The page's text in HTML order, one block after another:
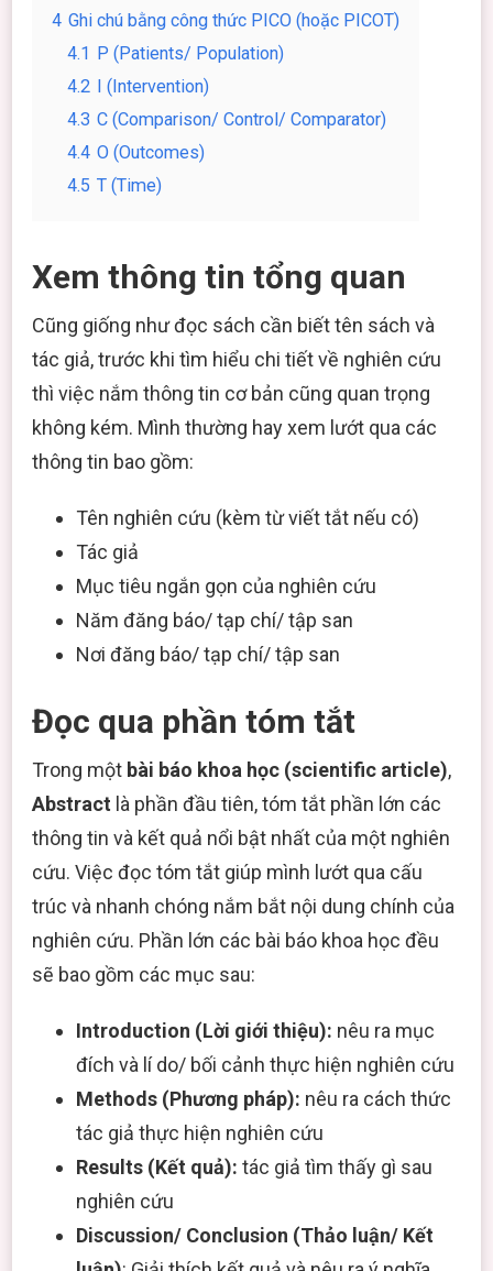
4 Ghi chú bằng công thức PICO (hoặc PICOT)
4.1
P (Patients/ Population)
4.2
I (Intervention)
4.3 C (Comparison/ Control/ Comparator)
4.4 O (Outcomes)
4.5 T (Time)
Xem thông tin tổng quan
Cũng giống như đọc sách cần biết tên sách và
tác giả, trước khi tìm hiểu chi tiết về nghiên cứu
thì việc nắm thông tin cơ bản cũng quan trọng
không kém. Mình thường hay xem lướt qua các
thông tin bao gồm:
Tên nghiên cứu (kèm từ viết tắt nếu có)
Tác giả
Mục tiêu ngắn gọn của nghiên cứu
Năm đăng báo/ tạp chí/ tập san
Nơi đăng báo/ tạp chí/ tập san
Đọc qua phần tóm tắt
Trong một bài báo khoa học (scientific article)
Abstract là phần đầu tiên, tóm tắt phần lớn các
thông tin và kết quả nổi bật nhất của một nghiên
cứu. Việc đọc tóm tắt giúp mình lướt qua cấu
trúc và nhanh chóng nắm bắt nội dung chính của
nghiên cứu. Phần lớn các bài báo khoa học đều
sẽ bao gồm các mục sau:
Introduction (Lời giới thiệu): nêu ra mục
đích và lí do/ bối cảnh thực hiện nghiên cứu
Methods (Phương pháp): nêu ra cách thức
tác giả thực hiện nghiên cứu
Results (Kết quả): tác giả tìm thấy gì sau
nghiên cứu
Discussion/ Conclusion (Thảo luận/ Kết